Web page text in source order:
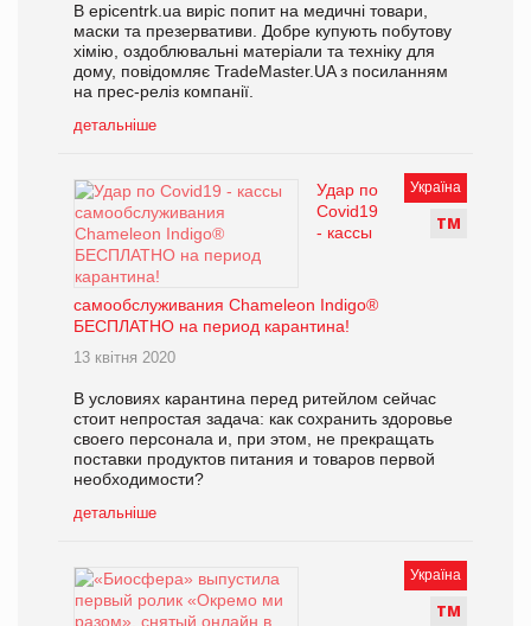
В epicentrk.ua виріс попит на медичні товари,
маски та презервативи. Добре купують побутову
хімію, оздоблювальні матеріали та техніку для
дому, повідомляє TradeMaster.UA з посиланням
на прес-реліз компанії.
детальніше
Україна
ТМ
Удар по
Covid19
- кассы
самообслуживания Chameleon Indigo®
БЕСПЛАТНО на период карантина!
13 квітня 2020
В условиях карантина перед ритейлом сейчас
стоит непростая задача: как сохранить здоровье
своего персонала и, при этом, не прекращать
поставки продуктов питания и товаров первой
необходимости?
детальніше
Україна
ТМ